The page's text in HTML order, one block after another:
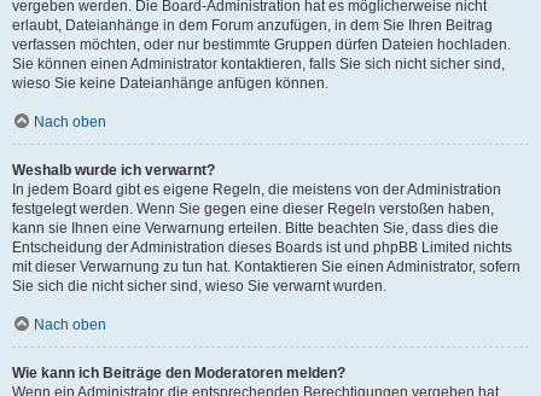
vergeben werden. Die Board-Administration hat es möglicherweise nicht
erlaubt, Dateianhänge in dem Forum anzufügen, in dem Sie Ihren Beitrag
verfassen möchten, oder nur bestimmte Gruppen dürfen Dateien hochladen.
Sie können einen Administrator kontaktieren, falls Sie sich nicht sicher sind,
wieso Sie keine Dateianhänge anfügen können.
Nach oben
Weshalb wurde ich verwarnt?
In jedem Board gibt es eigene Regeln, die meistens von der Administration
festgelegt werden. Wenn Sie gegen eine dieser Regeln verstoßen haben,
kann sie Ihnen eine Verwarnung erteilen. Bitte beachten Sie, dass dies die
Entscheidung der Administration dieses Boards ist und phpBB Limited nichts
mit dieser Verwarnung zu tun hat. Kontaktieren Sie einen Administrator, sofern
Sie sich die nicht sicher sind, wieso Sie verwarnt wurden.
Nach oben
Wie kann ich Beiträge den Moderatoren melden?
Wenn ein Administrator die entsprechenden Berechtigungen vergeben hat,